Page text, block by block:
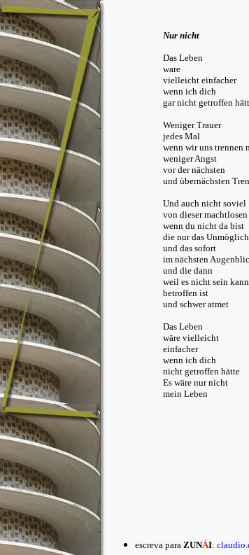
Nur nicht
Das
ware
vielleicht
wenn ich
gar nicht
Weniger
jedes
wenn wir uns
weniger
vor der
und
Und auch
von dieser
wenn du nicht
die nur das
und das
im nächsten
und die
weil es nicht
betroffen
und schwer
Das
wäre
einfacher
wenn ich
nicht
Es wäre nur
mein
escreva para ZUNÁI: